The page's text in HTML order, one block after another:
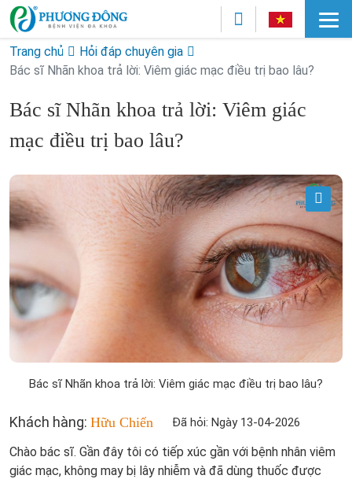
Trang chủ
Hỏi đáp chuyên gia
Bác sĩ Nhãn khoa trả lời: Viêm giác mạc điều trị bao lâu?
Bác sĩ Nhãn khoa trả lời: Viêm giác
mạc điều trị bao lâu?
Bác sĩ Nhãn khoa trả lời: Viêm giác mạc điều trị bao lâu?
Khách hàng: Hữu Chiến Đã hỏi: Ngày 13-04-2026
Chào bác sĩ. Gần đây tôi có tiếp xúc gần với bệnh nhân viêm
giác mạc, không may bị lây nhiễm và đã dùng thuốc được